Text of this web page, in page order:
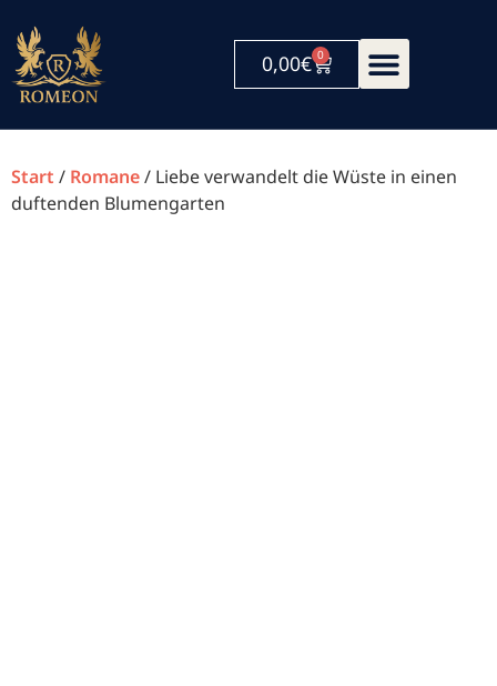
0,00€ 0
Start / Romane/ Liebe verwandelt die Wüste in einen
duftenden Blumengarten